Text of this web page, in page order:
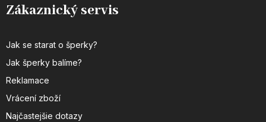
Zákaznický servis
Jak se starat o šperky?
Jak šperky balíme?
Reklamace
Vrácení zboží
Najčastejšie dotazy